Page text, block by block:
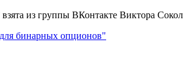
из группы ВКонтакте Виктора
бинарных опционов"